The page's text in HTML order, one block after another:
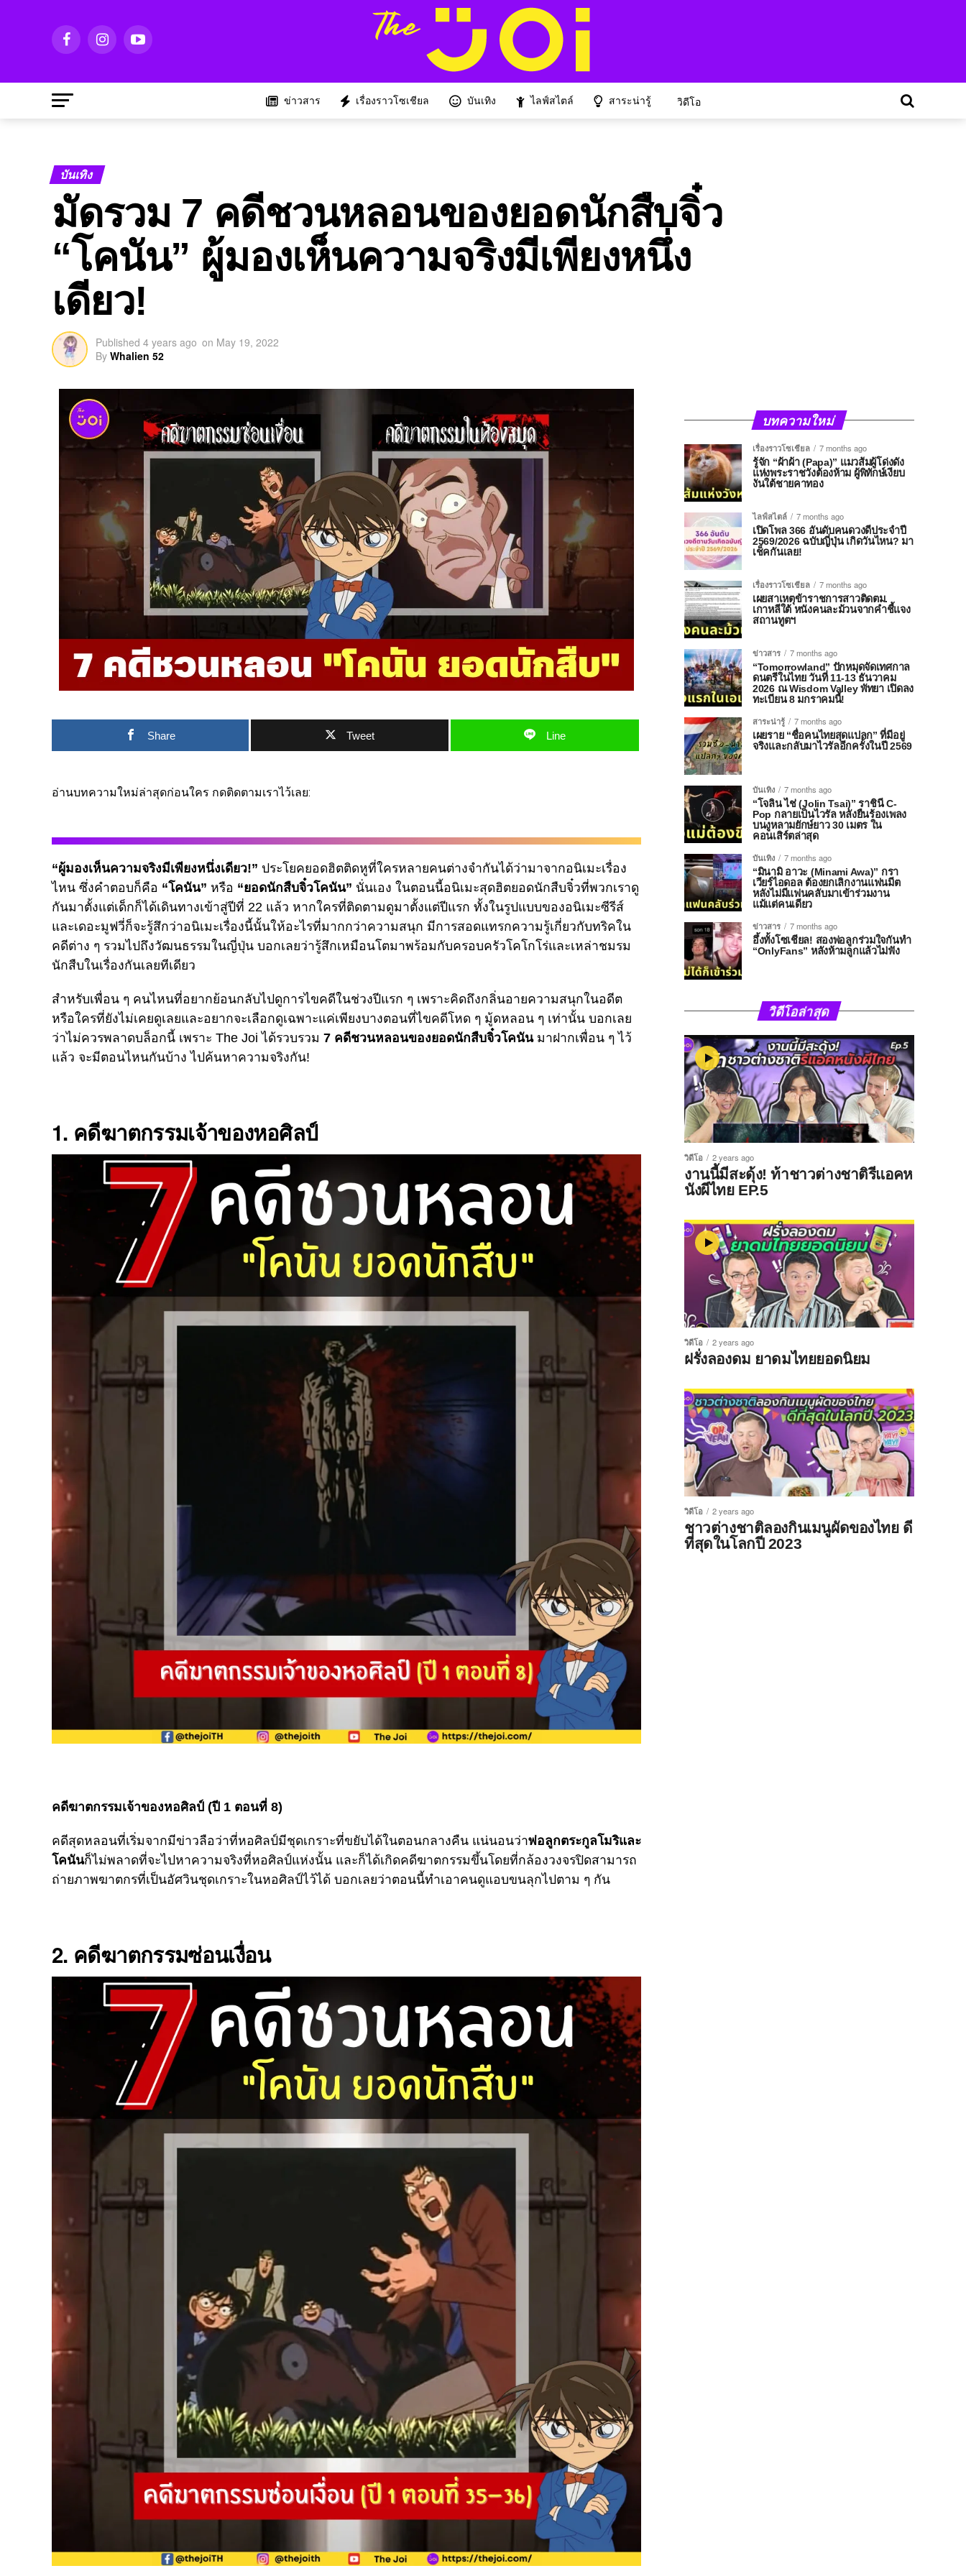
ข่าวสาร เรื่องราวโซเชียล บันเทิง ไลฟ์สไตล์ สาระน่ารู้ วิดีโอ
บันเทิง
มัดรวม 7 คดีชวนหลอนของยอดนักสืบจิ๋ว
“โคนัน” ผู้มองเห็นความจริงมีเพียงหนึ่ง
เดียว!
Published 4 years ago on May 19, 2022
By Whalien 52
Share Tweet Line
อ่านบทความใหม่ล่าสุดก่อนใคร กดติดตามเราไว้เลย:
“ผู้มองเห็นความจริงมีเพียงหนึ่งเดียว!” ประโยคยอดฮิตติดหูที่ใครหลายคนต่างจำกันได้ว่ามาจากอนิเมะเรื่อง
ไหน ซึ่งคำตอบก็คือ “โคนัน” หรือ “ยอดนักสืบจิ๋วโคนัน” นั่นเอง ในตอนนี้อนิเมะสุดฮิตยอดนักสืบจิ๋วที่พวกเราดู
กันมาตั้งแต่เด็กก็ได้เดินทางเข้าสู่ปีที่ 22 แล้ว หากใครที่ติดตามดูมาตั้งแต่ปีแรก ทั้งในรูปแบบของอนิเมะซีรีส์
และเดอะมูฟวี่ก็จะรู้สึกว่าอนิเมะเรื่องนี้นั้นให้อะไรที่มากกว่าความสนุก มีการสอดแทรกความรู้เกี่ยวกับทริคใน
คดีต่าง ๆ รวมไปถึงวัฒนธรรมในญี่ปุ่น บอกเลยว่ารู้สึกเหมือนโตมาพร้อมกับครอบครัวโคโกโร่และเหล่าชมรม
นักสืบในเรื่องกันเลยทีเดียว
สำหรับเพื่อน ๆ คนไหนที่อยากย้อนกลับไปดูการไขคดีในช่วงปีแรก ๆ เพราะคิดถึงกลิ่นอายความสนุกในอดีต
หรือใครที่ยังไม่เคยดูเลยและอยากจะเลือกดูเฉพาะแค่เพียงบางตอนที่ไขคดีโหด ๆ มู้ดหลอน ๆ เท่านั้น บอกเลย
ว่าไม่ควรพลาดบล็อกนี้ เพราะ The Joiได้รวบรวม 7 คดีชวนหลอนของยอดนักสืบจิ๋วโคนัน มาฝากเพื่อน ๆ ไว้
แล้ว จะมีตอนไหนกันบ้าง ไปค้นหาความจริงกัน!
1. คดีฆาตกรรมเจ้าของหอศิลป์
คดีฆาตกรรมเจ้าของหอศิลป์ (ปี 1 ตอนที่ 8)
คดีสุดหลอนที่เริ่มจากมีข่าวลือว่าที่หอศิลป์มีชุดเกราะที่ขยับได้ในตอนกลางคืน แน่นอนว่าพ่อลูกตระกูลโมริและ
โคนันก็ไม่พลาดที่จะไปหาความจริงที่หอศิลป์แห่งนั้น และก็ได้เกิดคดีฆาตกรรมขึ้นโดยที่กล้องวงจรปิดสามารถ
ถ่ายภาพฆาตกรที่เป็นอัศวินชุดเกราะในหอศิลป์ไว้ได้ บอกเลยว่าตอนนี้ทำเอาคนดูแอบขนลุกไปตาม ๆ กัน
2. คดีฆาตกรรมซ่อนเงื่อน
บทความใหม่
เรื่องราวโซเชียล
7 months ago
รู้จัก “ผ้าผ้า (Papa)” แมวส้มผู้โด่งดัง
แห่งพระราชวังต้องห้าม ผู้พิทักษ์เงียบ
งันใต้ชายคาทอง
ไลฟ์สไตล์
7 months ago
เปิดโพล 366 อันดับคนดวงดีประจำปี
2569/2026 ฉบับญี่ปุ่น เกิดวันไหน? มา
เช็คกันเลย!
เรื่องราวโซเชียล
7 months ago
เผยสาเหตุข้าราชการสาวติดตม.
เกาหลีใต้ หนังคนละม้วนจากคำชี้แจง
สถานทูตฯ
ข่าวสาร
7 months ago
“Tomorrowland” ปักหมุดจัดเทศกาล
ดนตรีในไทย วันที่ 11-13 ธันวาคม
2026 ณ Wisdom Valley พัทยา เปิดลง
ทะเบียน 8 มกราคมนี้!
สาระน่ารู้
7 months ago
เผยราย “ชื่อคนไทยสุดแปลก” ที่มีอยู่
จริงและกลับมาไวรัลอีกครั้งในปี 2569
บันเทิง
7 months ago
“โจลิน ไช่ (Jolin Tsai)” ราชินี C-
Pop กลายเป็นไวรัล หลังยืนร้องเพลง
บนงูหลามยักษ์ยาว 30 เมตร ใน
คอนเสิร์ตล่าสุด
บันเทิง
7 months ago
“มินามิ อาวะ (Minami Awa)” กรา
เวียร์ไอดอล ต้องยกเลิกงานแฟนมีต
หลังไม่มีแฟนคลับมาเข้าร่วมงาน
แม้แต่คนเดียว
ข่าวสาร
7 months ago
อึ้งทั้งโซเชียล! สองพ่อลูกร่วมใจกันทำ
“OnlyFans” หลังห้ามลูกแล้วไม่ฟัง
วิดีโอล่าสุด
วิดีโอ 2 years ago
งานนี้มีสะดุ้ง! ท้าชาวต่างชาติรีแอคห
นังผีไทย EP.5
วิดีโอ 2 years ago
ฝรั่งลองดม ยาดมไทยยอดนิยม
วิดีโอ 2 years ago
ชาวต่างชาติลองกินเมนูผัดของไทย ดี
ที่สุดในโลกปี 2023